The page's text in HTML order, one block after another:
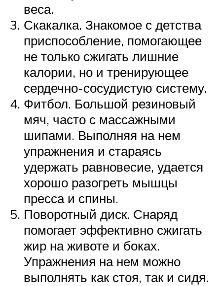
веса.
Скакалка. Знакомое с детства
приспособление, помогающее
не только сжигать лишние
калории, но и тренирующее
сердечно-сосудистую систему.
Фитбол. Большой резиновый
мяч, часто с массажными
шипами. Выполняя на нем
упражнения и стараясь
удержать равновесие, удается
хорошо разогреть мышцы
пресса и спины.
Поворотный диск. Снаряд
помогает эффективно сжигать
жир на животе и боках.
Упражнения на нем можно
выполнять как стоя, так и сидя.